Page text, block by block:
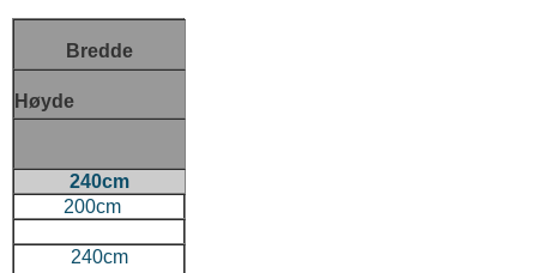
Bredde
Høyde
240cm
200cm
240cm